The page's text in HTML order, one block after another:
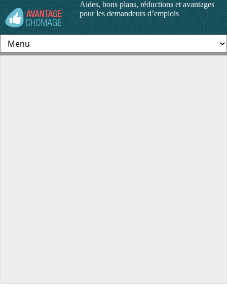
Aides, bons plans, réductions et avantages
pour les demandeurs d’emplois